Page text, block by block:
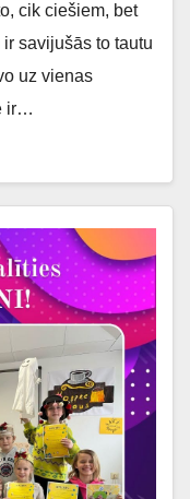
cik ciešiem, bet
savijušās to tautu
uz vienas
ir…